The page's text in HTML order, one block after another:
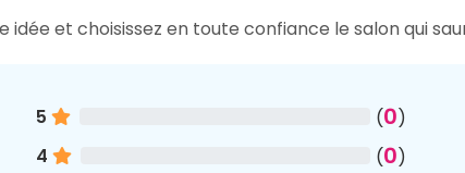
idée et choisissez en toute confiance le salon qui
5 (0)
4
(0)